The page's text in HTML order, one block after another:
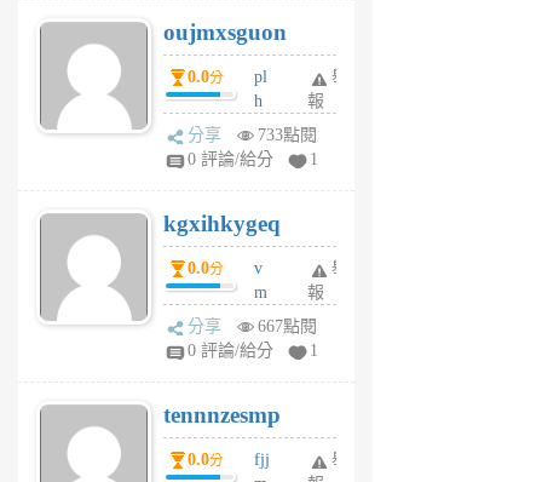
個
月
前
個
月
前
oujmxsguon
0.0分
pl
h
wi
w
6
個
月
前
舉
報
分享
733點閱
0 評論/給分
1
kgxihkygeq
0.0分
v
m
sg
sr
6
個
月
舉
報
分享
667點閱
0 評論/給分
1
tennnzesmp
0.0分
fjj
舉